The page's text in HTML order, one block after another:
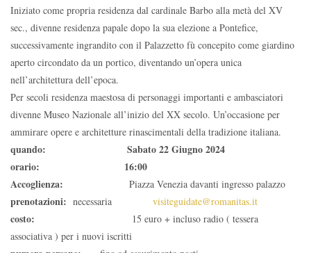
Iniziato come propria residenza dal cardinale Barbo alla metà del XV
sec., divenne residenza papale dopo la sua elezione a Pontefice,
successivamente ingrandito con il Palazzetto fù concepito come giardino
aperto circondato da un portico, diventando un’opera unica
nell’architettura dell’epoca.
Per secoli residenza maestosa di personaggi importanti e ambasciatori
divenne Museo Nazionale all’inizio del XX secolo. Un’occasione per
ammirare opere e architetture rinascimentali della tradizione italiana.
quando:
Sabato 22 Giugno 2024
orario: 16:00
Accoglienza:
Piazza Venezia davanti ingresso palazzo
prenotazioni: necessaria visiteguidate@romanitas.it
costo: 15 euro + incluso radio ( tessera
associativa ) per i nuovi iscritti